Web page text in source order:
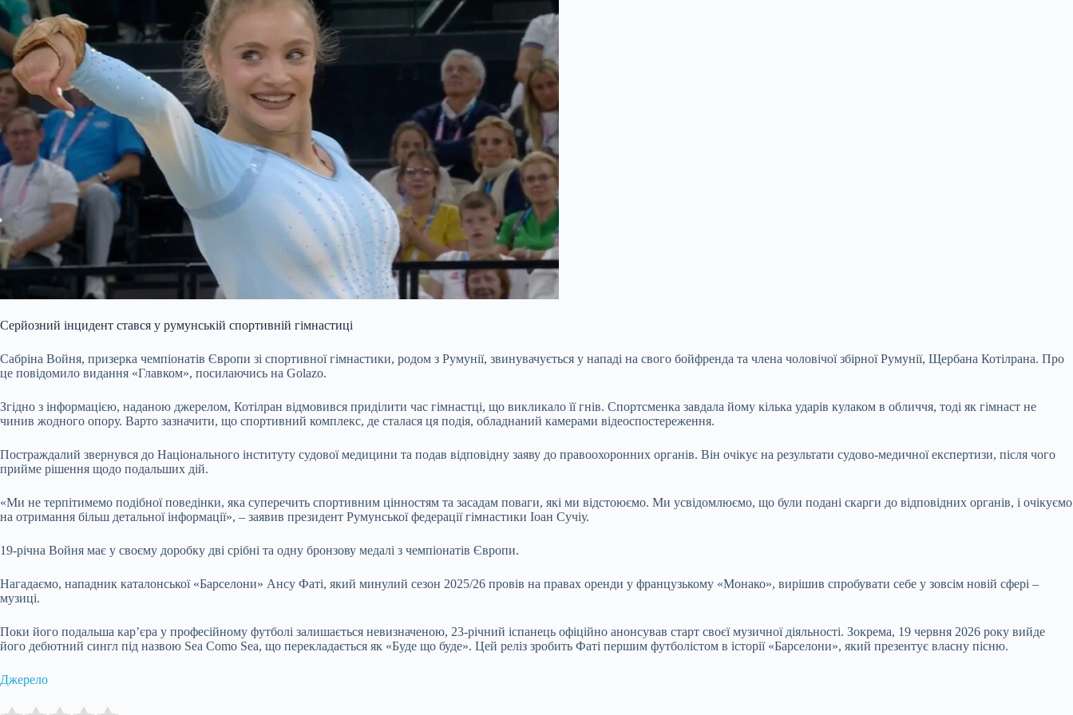
Серйозний інцидент стався у румунській спортивній гімнастиці
Сабріна Войня, призерка чемпіонатів Європи зі спортивної гімнастики, родом з Румунії, звинувачується у нападі на свого бойфренда та члена чоловічої збірної Румунії, Щербана Котілрана. Про
це повідомило видання «Главком», посилаючись на Golazo.
Згідно з інформацією, наданою джерелом, Котілран відмовився приділити час гімнастці, що викликало її гнів. Спортсменка завдала йому кілька ударів кулаком в обличчя, тоді як гімнаст не
чинив жодного опору. Варто зазначити, що спортивний комплекс, де сталася ця подія, обладнаний камерами відеоспостереження.
Постраждалий звернувся до Національного інституту судової медицини та подав відповідну заяву до правоохоронних органів. Він очікує на результати судово-медичної експертизи, після чого
прийме рішення щодо подальших дій.
«Ми не терпітимемо подібної поведінки, яка суперечить спортивним цінностям та засадам поваги, які ми відстоюємо. Ми усвідомлюємо, що були подані скарги до відповідних органів, і очікуємо
на отримання більш детальної інформації», – заявив президент Румунської федерації гімнастики Іоан Сучіу.
19-річна Войня має у своєму доробку дві срібні та одну бронзову медалі з чемпіонатів Європи.
Нагадаємо, нападник каталонської «Барселони» Ансу Фаті, який минулий сезон 2025/26 провів на правах оренди у французькому «Монако», вирішив спробувати себе у зовсім новій сфері –
музиці.
Поки його подальша кар’єра у професійному футболі залишається невизначеною, 23-річний іспанець офіційно анонсував старт своєї музичної діяльності. Зокрема, 19 червня 2026 року вийде
його дебютний сингл під назвою Sea Como Sea, що перекладається як «Буде що буде». Цей реліз зробить Фаті першим футболістом в історії «Барселони», який презентує власну пісню.
Джерело